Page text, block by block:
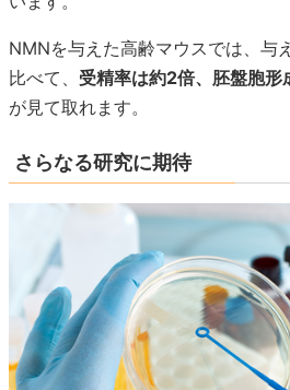
NMNを与えた高齢マウスでは、与
比べて、 受精率は約2倍、胚盤胞形
が見て取れます。
さらなる研究に期待